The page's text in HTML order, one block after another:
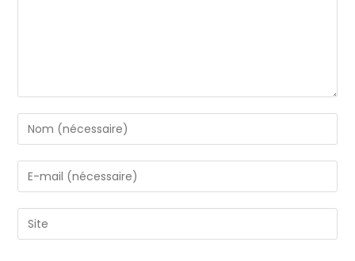
Enter
your
name
or
to
comment
Enter
your
email
address
Saisir
l’URL